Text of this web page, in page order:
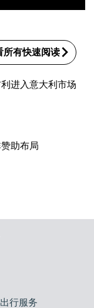
所有快速阅读
进入意大利市场
助布局
行服务